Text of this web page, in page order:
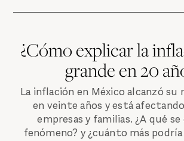
¿Cómo explicar la
grande en 20
La inflación en México alcanzó su
en veinte años y está
empresas y familias. ¿A qué
fenómeno? y ¿cuánto más